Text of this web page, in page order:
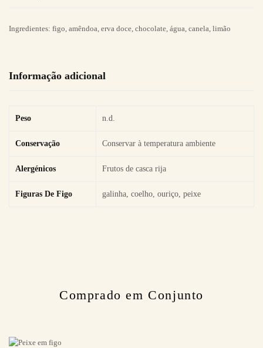
Ingredientes: figo, amêndoa, erva doce, chocolate, água, canela, limão
Informação adicional
Peso n.d.
Conservação Conservar à temperatura ambiente
Alergénicos Frutos de casca rija
Figuras De Figo galinha, coelho, ouriço, peixe
Comprado em Conjunto